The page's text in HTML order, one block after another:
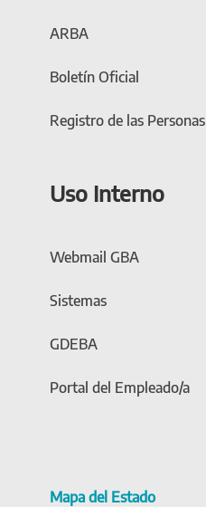
ARBA
Boletín Oficial
Registro de las Personas
Uso Interno
Webmail GBA
Sistemas
GDEBA
Portal del Empleado/a
Mapa del Estado